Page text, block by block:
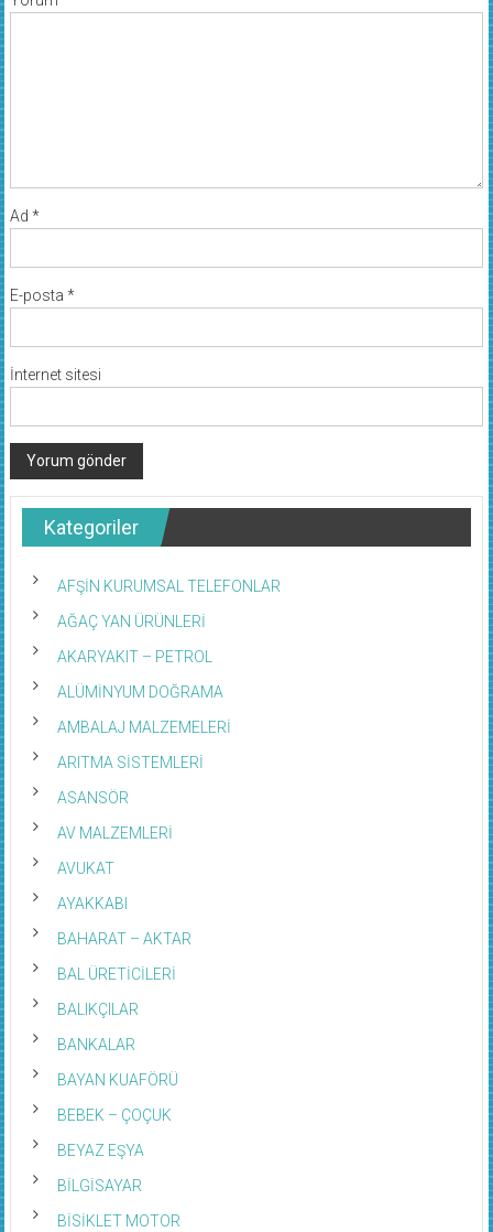
Ad *
E-posta *
İnternet sitesi
Kategoriler
AFŞİN KURUMSAL TELEFONLAR
AĞAÇ YAN ÜRÜNLERİ
AKARYAKIT – PETROL
ALÜMİNYUM DOĞRAMA
AMBALAJ MALZEMELERİ
ARITMA SİSTEMLERİ
ASANSÖR
AV MALZEMLERİ
AVUKAT
AYAKKABI
BAHARAT – AKTAR
BAL ÜRETİCİLERİ
BALIKÇILAR
BANKALAR
BAYAN KUAFÖRÜ
BEBEK – ÇOÇUK
BEYAZ EŞYA
BİLGİSAYAR
BİSİKLET MOTOR